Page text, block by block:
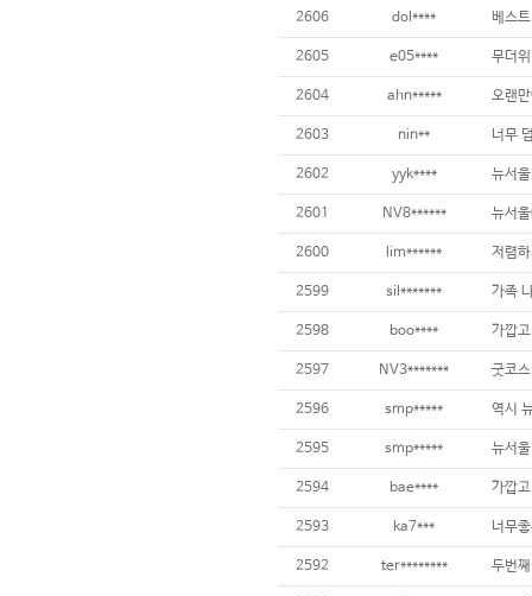
2606 dol**** 베스
2605 e05**** 무더
2604 ahn***** 오랜
2603 nin** 너무
2602 yyk**** 뉴서
2601 NV8****** 뉴서
2600 lim****** 저렴
2599 sil******* 가족
2598 boo**** 가깝
2597 NV3******* 굿코
2596 smp***** 역시
2595 smp***** 뉴서
2594 bae**** 가깝
2593 ka7*** 너무
2592 ter******** 두번